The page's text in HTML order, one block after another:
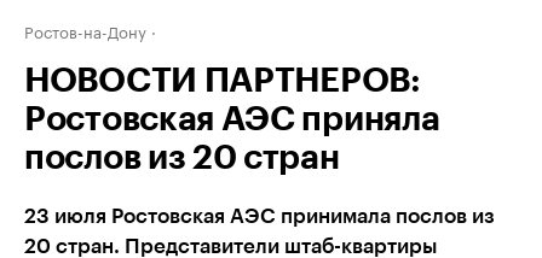
Ростов-на-Дону
НОВОСТИ ПАРТНЕРОВ:
Ростовская АЭС приняла
послов из 20 стран
23 июля Ростовская АЭС принимала послов из
20 стран. Представители штаб-квартиры